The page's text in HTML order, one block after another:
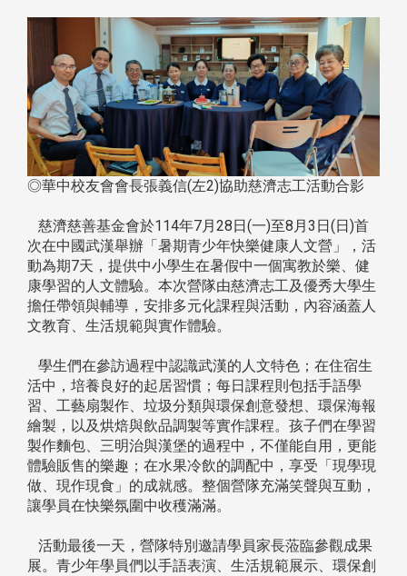
◎華中校友會會長張義信(左2)協助慈濟志工活動合影
慈濟慈善基金會於114年7月28日(一)至8月3日(日)首
次在中國武漢舉辦「暑期青少年快樂健康人文營」，活
動為期7天，提供中小學生在暑假中一個寓教於樂、健
康學習的人文體驗。本次營隊由慈濟志工及優秀大學生
擔任帶領與輔導，安排多元化課程與活動，內容涵蓋人
文教育、生活規範與實作體驗。
學生們在參訪過程中認識武漢的人文特色；在住宿生
活中，培養良好的起居習慣；每日課程則包括手語學
習、工藝扇製作、垃圾分類與環保創意發想、環保海報
繪製，以及烘焙與飲品調製等實作課程。孩子們在學習
製作麵包、三明治與漢堡的過程中，不僅能自用，更能
體驗販售的樂趣；在水果冷飲的調配中，享受「現學現
做、現作現食」的成就感。整個營隊充滿笑聲與互動，
讓學員在快樂氛圍中收穫滿滿。
活動最後一天，營隊特別邀請學員家長蒞臨參觀成果
展。青少年學員們以手語表演、生活規範展示、環保創